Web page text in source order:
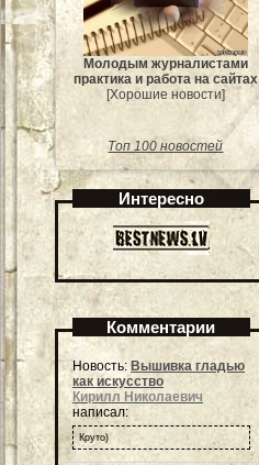
Молодым журналистами
практика и работа на сайтах
[Хорошие новости]
Топ 100 новостей
Интересно
Комментарии
Новость: Вышивка гладью
как искусство
Кирилл Николаевич
написал:
Круто)